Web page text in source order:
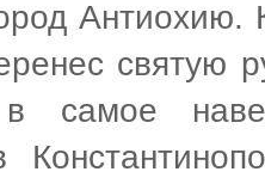
Антиохию.
святую
самое